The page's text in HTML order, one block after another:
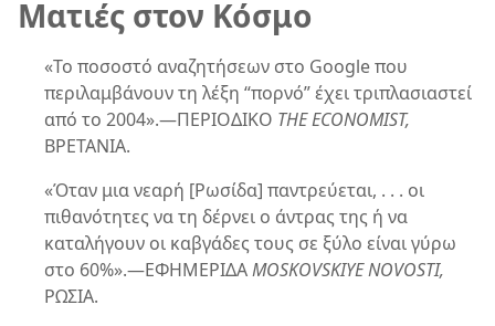
Ματιές στον Κόσμο
«Το ποσοστό αναζητήσεων στο Google που
περιλαμβάνουν τη λέξη “πορνό” έχει τριπλασιαστεί
από το 2004».​—ΠΕΡΙΟΔΙΚΟ THE ECONOMIST,
ΒΡΕΤΑΝΙΑ.
«Όταν μια νεαρή [Ρωσίδα] παντρεύεται, . . . οι
πιθανότητες να τη δέρνει ο άντρας της ή να
καταλήγουν οι καβγάδες τους σε ξύλο είναι γύρω
στο 60%».​—ΕΦΗΜΕΡΙΔΑMOSKOVSKIYE NOVOSTI,
ΡΩΣΙΑ.